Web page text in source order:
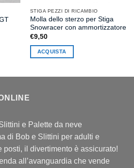
STIGA PEZZI DI RICAMBIO
Molla dello sterzo per Stiga
Snowracer con ammortizzatore
€9,50
ACQUISTA
e Palette da neve
di Bob e Slittini per adulti e
posti, il divertimento è assicurato!
all’avanguardia che vende